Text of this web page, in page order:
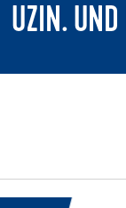
UZIN. UND